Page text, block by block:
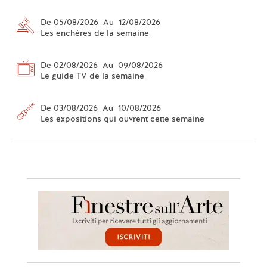
De 05/08/2026 Au 12/08/2026
Les enchères de la semaine
De 02/08/2026 Au 09/08/2026
Le guide TV de la semaine
De 03/08/2026 Au 10/08/2026
Les expositions qui ouvrent cette semaine